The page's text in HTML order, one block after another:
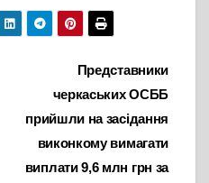
Представники
черкаських ОСББ
прийшли на засідання
виконкому вимагати
виплати 9,6 млн грн за